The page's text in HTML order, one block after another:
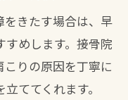
時に相談できる
トを解説
度の目安とポイ
きたす場合は、早
すめします。接骨院
りの原因を丁寧に
ててくれます。